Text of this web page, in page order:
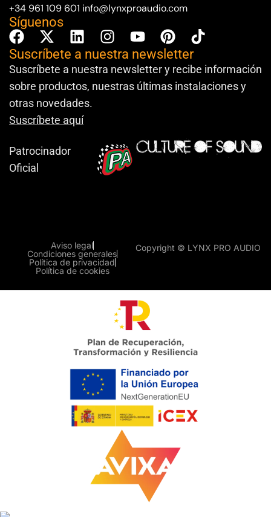
+34 961 109 601 info@lynxproaudio.com
Síguenos
Suscríbete a nuestra newsletter
Suscríbete a nuestra newsletter y recibe información
sobre productos, nuestras últimas instalaciones y
otras novedades.
Suscríbete aquí
Patrocinador
Oficial
Copyright © LYNX PRO AUDIO
Aviso legal
Condiciones generales
Política de privacidad
Política de cookies